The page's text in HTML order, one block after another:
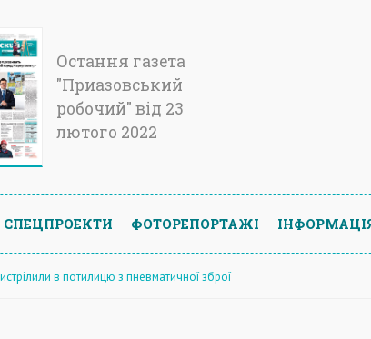
Остання газета
"Приазовський
робочий" від 23
лютого 2022
СПЕЦПРОЕКТИ ФОТОРЕПОРТАЖІ
в потилицю з пневматичної зброї